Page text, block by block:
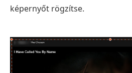
képernyőt rögzítse.